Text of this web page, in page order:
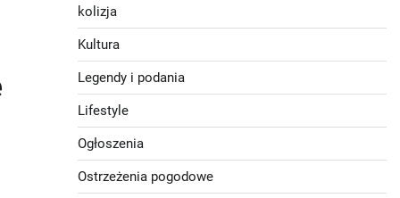
kolizja
Kultura
Legendy i podania
Lifestyle
Ogłoszenia
Ostrzeżenia pogodowe